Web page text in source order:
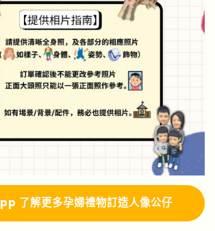
pp 了解更多孕婦禮物訂造人像公仔